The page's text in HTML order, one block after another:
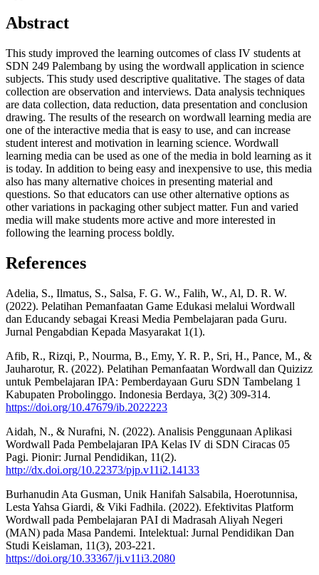
Abstract
This study improved the learning outcomes of class IV students at
SDN 249 Palembang by using the wordwall application in science
subjects. This study used descriptive qualitative. The stages of data
collection are observation and interviews. Data analysis techniques
are data collection, data reduction, data presentation and conclusion
drawing. The results of the research on wordwall learning media are
one of the interactive media that is easy to use, and can increase
student interest and motivation in learning science. Wordwall
learning media can be used as one of the media in bold learning as it
is today. In addition to being easy and inexpensive to use, this media
also has many alternative choices in presenting material and
questions. So that educators can use other alternative options as
other variations in packaging other subject matter. Fun and varied
media will make students more active and more interested in
following the learning process boldly.
References
Adelia, S., Ilmatus, S., Salsa, F. G. W., Falih, W., Al, D. R. W.
(2022). Pelatihan Pemanfaatan Game Edukasi melalui Wordwall
dan Educandy sebagai Kreasi Media Pembelajaran pada Guru.
Jurnal Pengabdian Kepada Masyarakat 1(1).
Afib, R., Rizqi, P., Nourma, B., Emy, Y. R. P., Sri, H., Pance, M., &
Jauharotur, R. (2022). Pelatihan Pemanfaatan Wordwall dan Quizizz
untuk Pembelajaran IPA: Pemberdayaan Guru SDN Tambelang 1
Kabupaten Probolinggo. Indonesia Berdaya, 3(2) 309-314.
https://doi.org/10.47679/ib.2022223
Aidah, N., & Nurafni, N. (2022). Analisis Penggunaan Aplikasi
Wordwall Pada Pembelajaran IPA Kelas IV di SDN Ciracas 05
Pagi. Pionir: Jurnal Pendidikan, 11(2).
http://dx.doi.org/10.22373/pjp.v11i2.14133
Burhanudin Ata Gusman, Unik Hanifah Salsabila, Hoerotunnisa,
Lesta Yahsa Giardi, & Viki Fadhila. (2022). Efektivitas Platform
Wordwall pada Pembelajaran PAI di Madrasah Aliyah Negeri
(MAN) pada Masa Pandemi. Intelektual: Jurnal Pendidikan Dan
Studi Keislaman, 11(3), 203-221.
https://doi.org/10.33367/ji.v11i3.2080